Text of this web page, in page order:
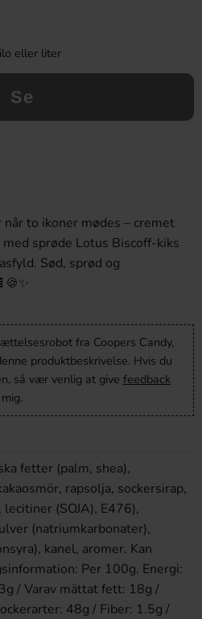
eller liter
Se
to ikoner mødes – cremet
sprøde Lotus Biscoff-kiks
Sød, sprød og
fra Coopers Candy,
produktbeskrivelse. Hvis du
så vær venlig at give feedback
fetter (palm, shea),
rapsolja, sockersirap,
(SOJA), E476),
(natriumkarbonater),
kanel, aromer. Kan
Per 100g. Energi:
/ Varav mättat fett: 18g /
48g / Fiber: 1.5g /